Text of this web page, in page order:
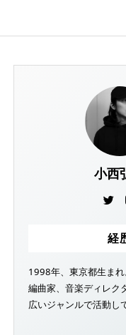
小西
経
1998年、東京都生まれ
編曲家、音楽ディレク
広いジャンルで活動し